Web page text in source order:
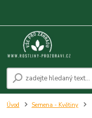
Úvod Semena - Květiny